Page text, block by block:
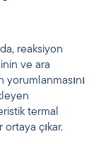
reaksiyon
ve ara
yorumlanmasını
termal
ortaya çıkar.